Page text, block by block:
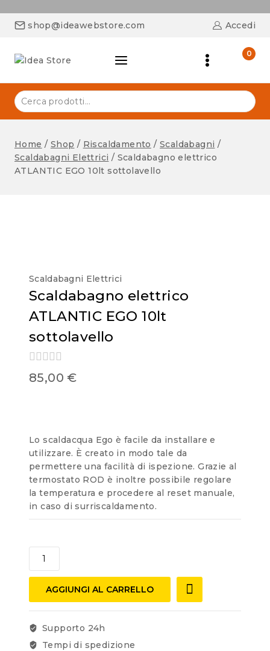
shop@ideawebstore.com Accedi
0
Home / Shop / Riscaldamento / Scaldabagni /
Scaldabagni Elettrici / Scaldabagno elettrico
ATLANTIC EGO 10lt sottolavello
Scaldabagni Elettrici
Scaldabagno elettrico
ATLANTIC EGO 10lt
sottolavello
0
out
85,00 €
Lo scaldacqua Ego è facile da installare e
utilizzare. È creato in modo tale da
permettere una facilità di ispezione. Grazie al
termostato ROD è inoltre possibile regolare
la temperatura e procedere al reset manuale,
in caso di surriscaldamento.
AGGIUNGI AL CARRELLO
Supporto 24h
Tempi di spedizione